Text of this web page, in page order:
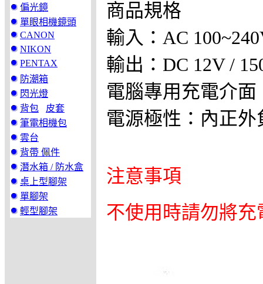
偏光鏡
單眼相機鏡頭
CANON
NIKON
PENTAX
防潮箱
閃光燈
背包
皮套
筆電相機包
雲台
背帶 佩件
潛水箱 / 防水盒
桌上型腳架
單腳架
輕型腳架
商品規格
輸入：AC
輸出：DC 12V /
電腦專用充電介面
電源極性：內正
注意事項
不使用時請勿將